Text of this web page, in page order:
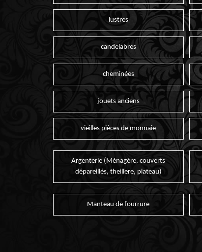
lustres
candelabres
cheminées
jouets anciens
vieilles pièces de monnaie
Argenterie (Ménagère, couverts
dépareillés, theillere, plateau)
Manteau de fourrure